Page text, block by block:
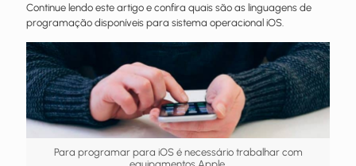
Continue lendo este artigo e confira quais são as linguagens de
programação disponíveis para sistema operacional iOS.
Para programar para iOS é necessário trabalhar com